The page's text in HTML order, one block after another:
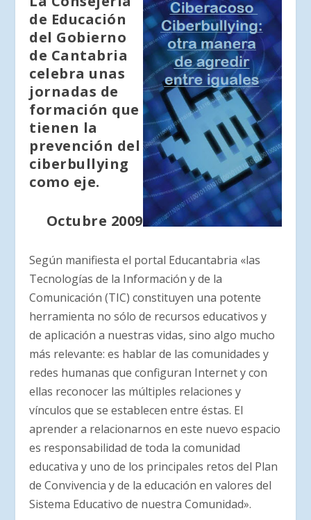
de Educación
del Gobierno
de Cantabria
celebra unas
jornadas de
formación que
tienen la
prevención del
ciberbullying
como eje.
Octubre 2009
Según manifiesta el portal Educantabria «las
Tecnologías de la Información y de la
Comunicación (TIC) constituyen una potente
herramienta no sólo de recursos educativos y
de aplicación a nuestras vidas, sino algo mucho
más relevante: es hablar de las comunidades y
redes humanas que configuran Internet y con
ellas reconocer las múltiples relaciones y
vínculos que se establecen entre éstas. El
aprender a relacionarnos en este nuevo espacio
es responsabilidad de toda la comunidad
educativa y uno de los principales retos del Plan
de Convivencia y de la educación en valores del
Sistema Educativo de nuestra Comunidad».